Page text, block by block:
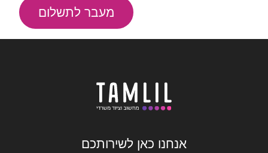
מעבר לתשלום
אנחנו כאן לשירותכם